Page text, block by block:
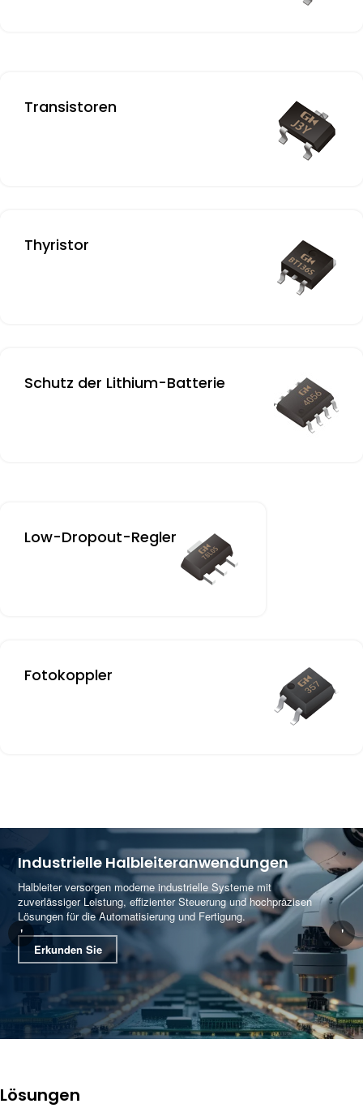
Transistoren
Thyristor
Schutz der Lithium-Batterie
Low-Dropout-Regler
Fotokoppler
Industrielle Halbleiteranwendungen
Halbleiter versorgen moderne industrielle Systeme mit
zuverlässiger Leistung, effizienter Steuerung und hochpräzisen
Lösungen für die Automatisierung und Fertigung.
Erkunden Sie
' '
Lösungen